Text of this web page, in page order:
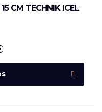
CM TECHNIK ICEL